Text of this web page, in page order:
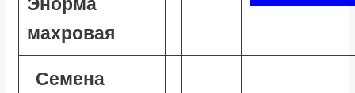
махровая
Семена